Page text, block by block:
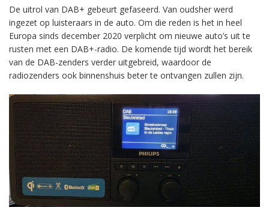
De uitrol van DAB+ gebeurt gefaseerd. Van oudsher werd
ingezet op luisteraars in de auto. Om die reden is het in heel
Europa sinds december 2020 verplicht om nieuwe auto’s uit te
rusten met een DAB+-radio. De komende tijd wordt het bereik
van de DAB-zenders verder uitgebreid, waardoor de
radiozenders ook binnenshuis beter te ontvangen zullen zijn.